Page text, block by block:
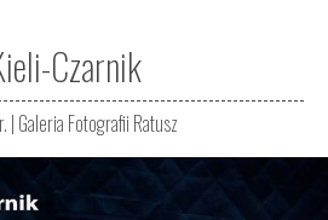
Czarnik
| Galeria Fotografii Ratusz